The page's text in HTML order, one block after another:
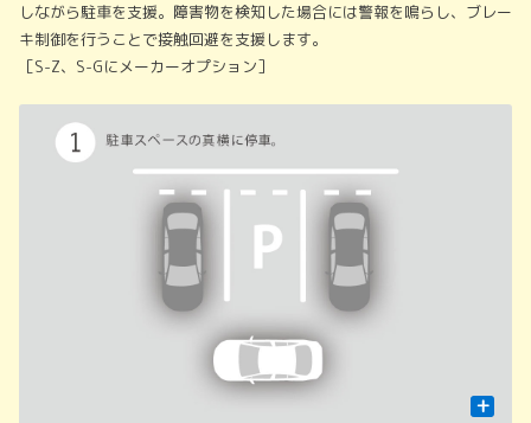
しながら駐車を支援。障害物を検知した場合には警報を鳴らし、ブレー
キ制御を行うことで接触回避を支援します。
［S-Z、S-Gにメーカーオプション］
+